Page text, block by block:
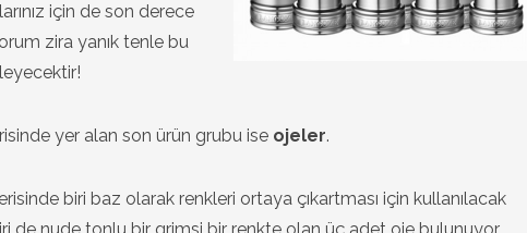
için de son derece
zira yanık tenle bu
yer alan son ürün grubu ise ojeler.
biri baz olarak renkleri ortaya çıkartması için kullanılacak